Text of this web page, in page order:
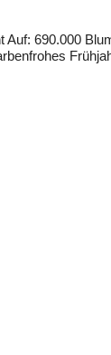
Auf: 690.000